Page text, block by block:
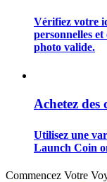
Stratégies de
Apprenez à
Vérifiez votre
personnelles
photo valide.
Achetez des
Utilisez une
Launch Coin
Commencez Votre